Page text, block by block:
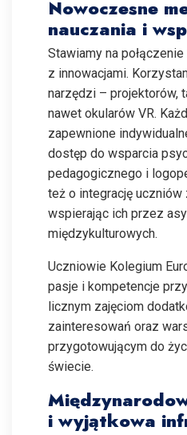
Nowoczesne
nauczania i
Stawiamy na
z innowacjami.
narzędzi – projektorów,
nawet okularów VR.
zapewnione
dostęp do wsparcia
pedagogicznego i
też o integrację uczniów
wspierając ich przez
międzykulturowych.
Uczniowie Kolegium
pasje i kompetencje
licznym zajęciom
zainteresowań oraz
przygotowującym do
świecie.
i wyjątkowa